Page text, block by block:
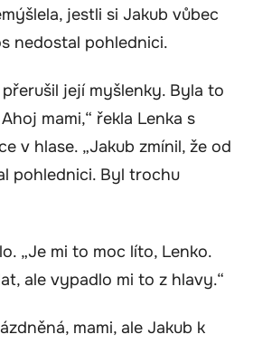
jestli si Jakub vůbec
nedostal pohlednici.
její myšlenky. Byla to
mami,“ řekla Lenka s
v hlase. „Jakub zmínil, že od
pohlednici. Byl trochu
„Je mi to moc líto, Lenko.
ale vypadlo mi to z hlavy.“
mami, ale Jakub k